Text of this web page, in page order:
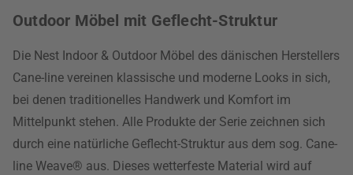
Outdoor Möbel mit Geflecht-Struktur
Die Nest Indoor & Outdoor Möbel des dänischen Herstellers
Cane-line vereinen klassische und moderne Looks in sich,
bei denen traditionelles Handwerk und Komfort im
Mittelpunkt stehen. Alle Produkte der Serie zeichnen sich
durch eine natürliche Geflecht-Struktur aus dem sog. Cane-
line Weave® aus. Dieses wetterfeste Material wird auf